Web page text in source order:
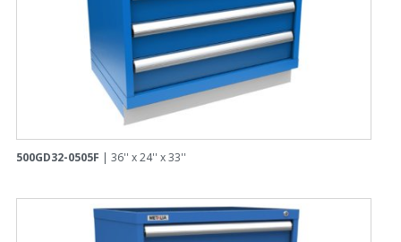
500GD32-0505F | 36'' x 24'' x 33''